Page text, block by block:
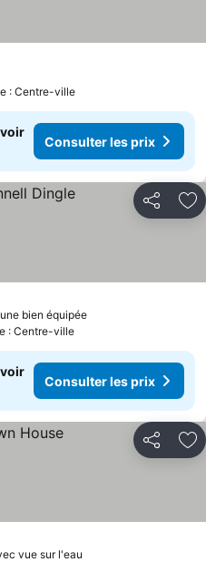
: Centre-ville
Consulter les prix
Partager
bien équipée
: Centre-ville
Consulter les prix
Partager
vue sur l'eau